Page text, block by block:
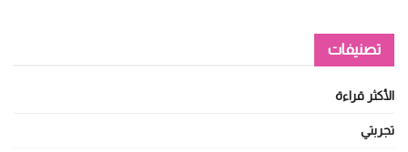
تصنيفات
الأكثر قراءة
تجربتي